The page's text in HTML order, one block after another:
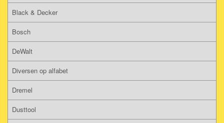
Black & Decker
Bosch
DeWalt
Diversen op alfabet
Dremel
Dusttool